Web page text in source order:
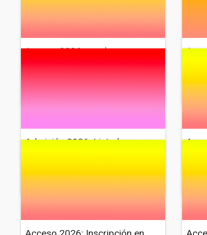
Acceso 2026: pruebas
extraordinarias de CRBBCC
Noticia 20 de julio de 2026
Restauración
Admisión 2026: Listados
Diseño Restauración